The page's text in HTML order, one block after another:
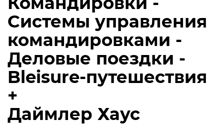
Системы управления
командировками -
Деловые поездки -
Bleisure-путешествия
+
Даймлер Хаус